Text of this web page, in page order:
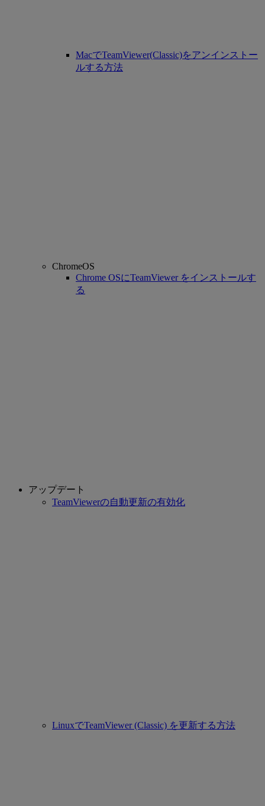
MacでTeamViewer(Classic)をアンインストー
ルする方法
ChromeOS
Chrome OSにTeamViewer をインストールす
る
アップデート
TeamViewerの自動更新の有効化
LinuxでTeamViewer (Classic) を更新する方法